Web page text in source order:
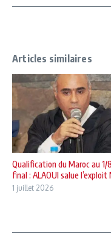
Articles similaires
Qualification du Maroc au 1/
final : ALAOUI salue l’exploit
1 juillet 2026